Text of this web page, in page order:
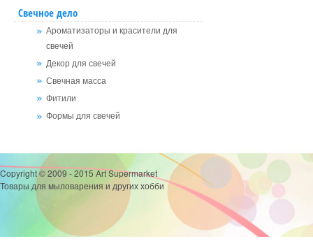
Свечное дело
Ароматизаторы и красители для
свечей
Декор для свечей
Свечная масса
Фитили
Формы для свечей
Copyright © 2009 - 2015 Art Supermarket
Товары для мыловарения и других хобби